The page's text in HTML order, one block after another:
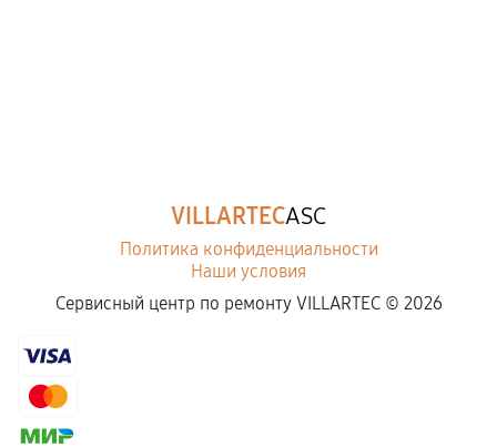
VILLARTECASC
Политика конфиденциальности
Наши условия
Сервисный центр по ремонту VILLARTEC © 2026